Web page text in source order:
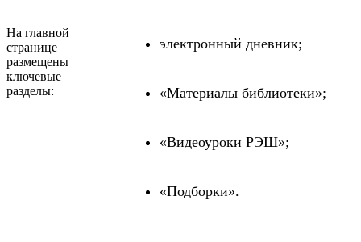
На главной
странице
размещены
ключевые
разделы:
электронный дневник;
«Материалы библиотеки»;
«Видеоуроки РЭШ»;
«Подборки».